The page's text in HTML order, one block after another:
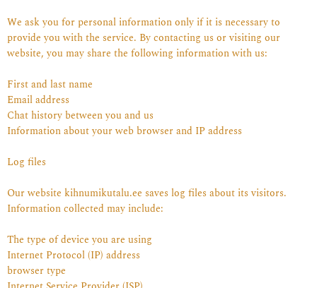
We ask you for personal information only if it is necessary to
provide you with the service. By contacting us or visiting our
website, you may share the following information with us:
First and last name
Email address
Chat history between you and us
Information about your web browser and IP address
Log files
Our website kihnumikutalu.ee saves log files about its visitors.
Information collected may include:
The type of device you are using
Internet Protocol (IP) address
browser type